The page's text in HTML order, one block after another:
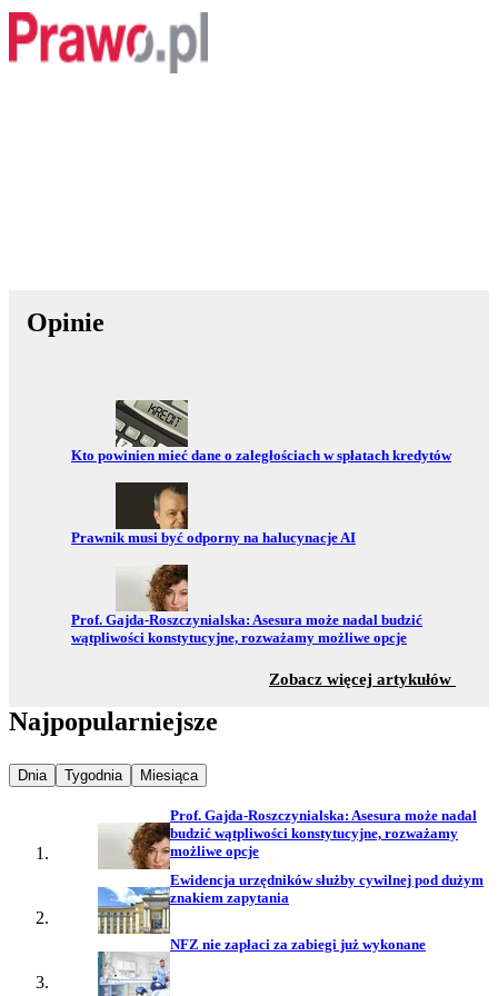
Opinie
Przejdź do:
Kto powinien mieć dane o zaległościach w spłatach kredytów
Przejdź do:
Prawnik musi być odporny na halucynacje AI
Przejdź do:
Prof. Gajda-Roszczynialska: Asesura może nadal budzić
wątpliwości konstytucyjne, rozważamy możliwe opcje
Zobacz więcej artykułów
Najpopularniejsze
Najpopularniejsze wiadomości z
Dnia Najpopularniejsze wiadomości z
Tygodnia Najpopularniejsze wiadomości z
Miesiąca
Prof. Gajda-Roszczynialska: Asesura może nadal
budzić wątpliwości konstytucyjne, rozważamy
możliwe opcje
Ewidencja urzędników służby cywilnej pod dużym
znakiem zapytania
NFZ nie zapłaci za zabiegi już wykonane